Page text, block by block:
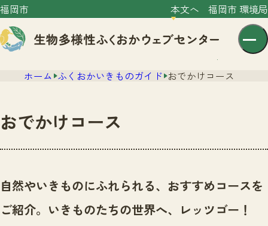
福岡市 本文へ 福岡市 環境局
センター紹介
センター紹介TOP
サイトポリシー
ニュース
いきものガイド
ホーム ふくおかいきものガイド おでかけコース
おでかけコース
自然やいきものにふれられる、おすすめコースを
ご紹介。いきものたちの世界へ、レッツゴー！